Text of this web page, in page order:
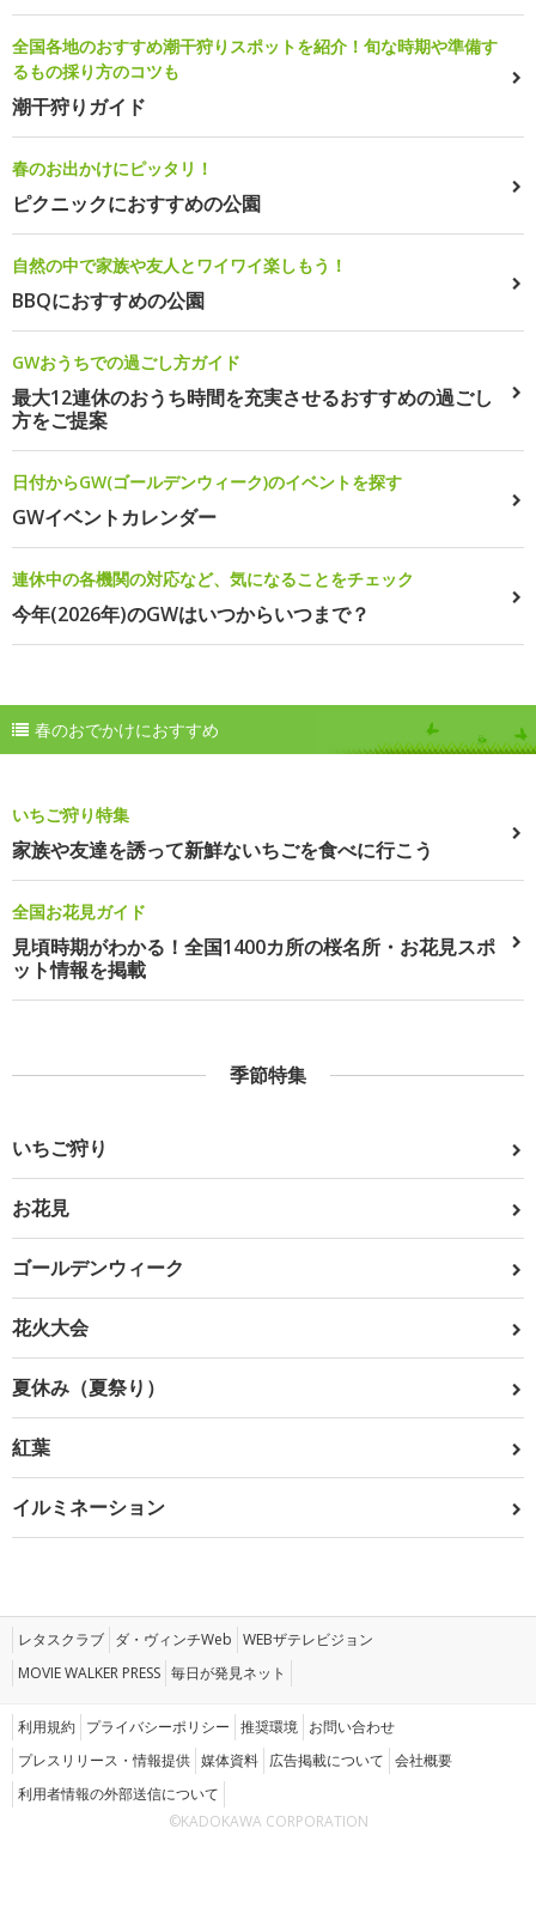
全国各地のおすすめ潮干狩りスポットを紹介！旬な時期や準備す
るもの採り方のコツも
潮干狩りガイド
春のお出かけにピッタリ！
ピクニックにおすすめの公園
自然の中で家族や友人とワイワイ楽しもう！
BBQにおすすめの公園
GWおうちでの過ごし方ガイド
最大12連休のおうち時間を充実させるおすすめの過ごし
方をご提案
日付からGW(ゴールデンウィーク)のイベントを探す
GWイベントカレンダー
連休中の各機関の対応など、気になることをチェック
今年(2026年)のGWはいつからいつまで？
春のおでかけにおすすめ
いちご狩り特集
家族や友達を誘って新鮮ないちごを食べに行こう
全国お花見ガイド
見頃時期がわかる！全国1400カ所の桜名所・お花見スポ
ット情報を掲載
季節特集
いちご狩り
お花見
ゴールデンウィーク
花火大会
夏休み（夏祭り）
紅葉
イルミネーション
レタスクラブ ダ・ヴィンチWeb WEBザテレビジョン
MOVIE WALKER PRESS 毎日が発見ネット
利用規約 プライバシーポリシー 推奨環境 お問い合わせ
プレスリリース・情報提供 媒体資料 広告掲載について 会社概要
利用者情報の外部送信について
©KADOKAWA CORPORATION